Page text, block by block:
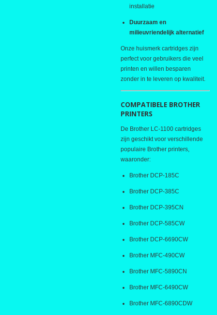
installatie
Duurzaam en
milieuvriendelijk alternatief
Onze huismerk cartridges zijn
perfect voor gebruikers die veel
printen en willen besparen
zonder in te leveren op kwaliteit.
COMPATIBELE BROTHER
PRINTERS
De Brother LC-1100 cartridges
zijn geschikt voor verschillende
populaire Brother printers,
waaronder:
Brother DCP-185C
Brother DCP-385C
Brother DCP-395CN
Brother DCP-585CW
Brother DCP-6690CW
Brother MFC-490CW
Brother MFC-5890CN
Brother MFC-6490CW
Brother MFC-6890CDW